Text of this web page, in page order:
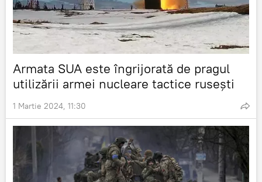
Armata SUA este îngrijorată de pragul
utilizării armei nucleare tactice rusești
1 Martie 2024, 11:30